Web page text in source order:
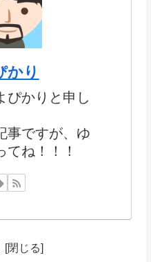
かり
ぴかりと申し
事ですが、ゆ
てね！！！